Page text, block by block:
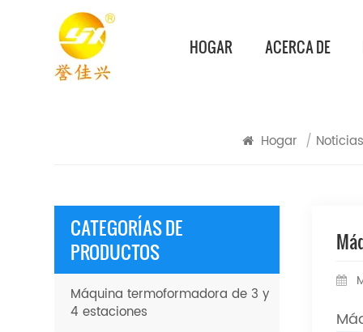
HOGAR ACERCA DE
Hogar /
CATEGORÍAS DE
PRODUCTOS
Máquina termoformadora de 3 y
4 estaciones